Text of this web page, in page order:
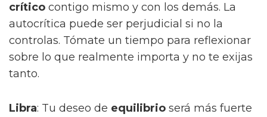
crítico contigo mismo y con los demás. La
autocrítica puede ser perjudicial si no la
controlas. Tómate un tiempo para reflexionar
sobre lo que realmente importa y no te exijas
tanto.
Libra: Tu deseo de equilibrio será más fuerte